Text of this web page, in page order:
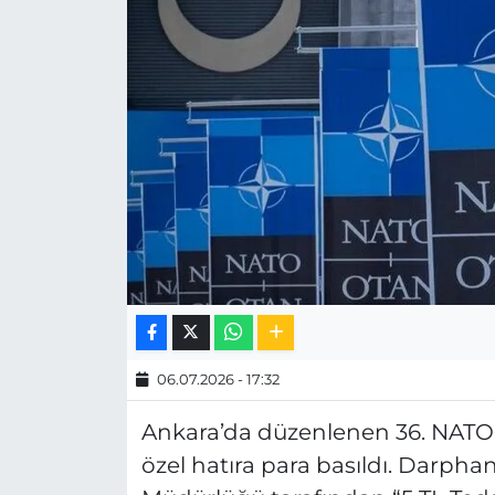
06.07.2026 - 17:32
Ankara’da düzenlenen 36.
özel hatıra para basıldı.
ESKİŞEHİRSPOR